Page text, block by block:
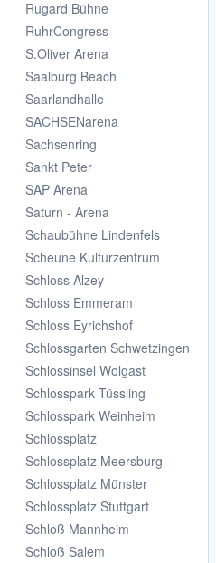
Rugard Bühne
RuhrCongress
S.Oliver Arena
Saalburg Beach
Saarlandhalle
SACHSENarena
Sachsenring
Sankt Peter
SAP Arena
Saturn - Arena
Schaubühne Lindenfels
Scheune Kulturzentrum
Schloss Alzey
Schloss Emmeram
Schloss Eyrichshof
Schlossgarten Schwetzingen
Schlossinsel Wolgast
Schlosspark Tüssling
Schlosspark Weinheim
Schlossplatz
Schlossplatz Meersburg
Schlossplatz Münster
Schlossplatz Stuttgart
Schloß Mannheim
Schloß Salem